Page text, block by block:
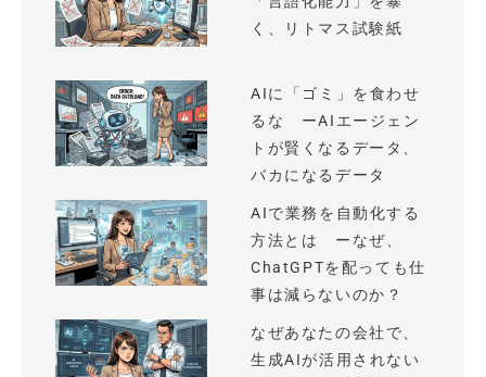
く、リトマス試験紙
AIに「ゴミ」を食わせ
るな ーAIエージェン
トが賢くなるデータ、
バカになるデータ
AIで業務を自動化する
方法とは ーなぜ、
ChatGPTを配っても仕
事は減らないのか？
なぜあなたの会社で、
生成AIが活用されない